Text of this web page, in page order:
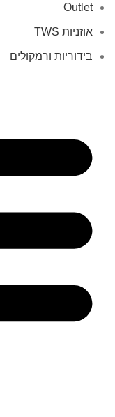
Outlet
אוזניות TWS
בידוריות ורמקולים